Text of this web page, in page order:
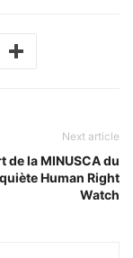
Next article
de la MINUSCA du
Human Right
Watch